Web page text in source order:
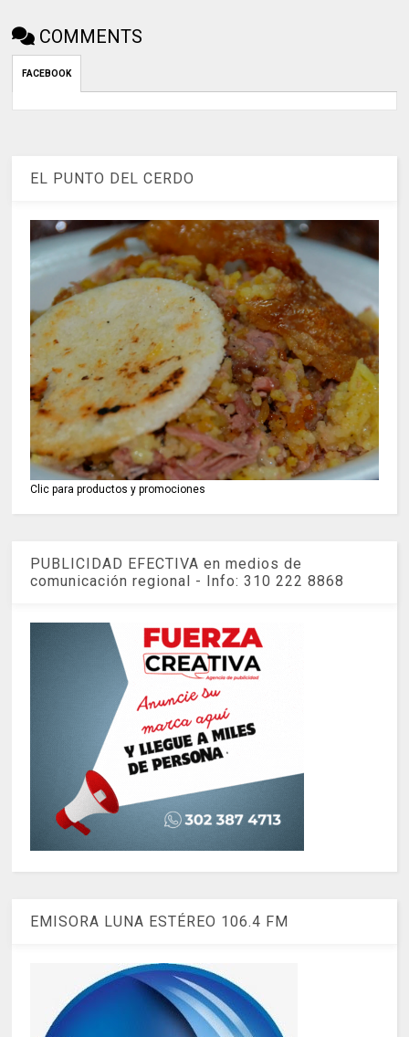
COMMENTS
FACEBOOK
EL PUNTO DEL CERDO
Clic para productos y promociones
PUBLICIDAD EFECTIVA en medios de
comunicación regional - Info: 310 222 8868
EMISORA LUNA ESTÉREO 106.4 FM